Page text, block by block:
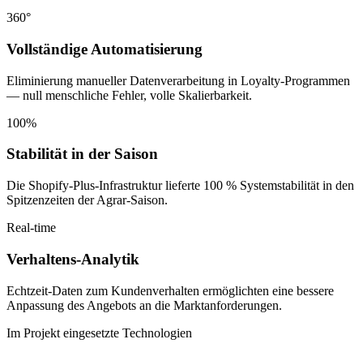
360°
Vollständige Automatisierung
Eliminierung manueller Datenverarbeitung in Loyalty-Programmen
— null menschliche Fehler, volle Skalierbarkeit.
100%
Stabilität in der Saison
Die Shopify-Plus-Infrastruktur lieferte 100 % Systemstabilität in den
Spitzenzeiten der Agrar-Saison.
Real-time
Verhaltens-Analytik
Echtzeit-Daten zum Kundenverhalten ermöglichten eine bessere
Anpassung des Angebots an die Marktanforderungen.
Im Projekt eingesetzte Technologien